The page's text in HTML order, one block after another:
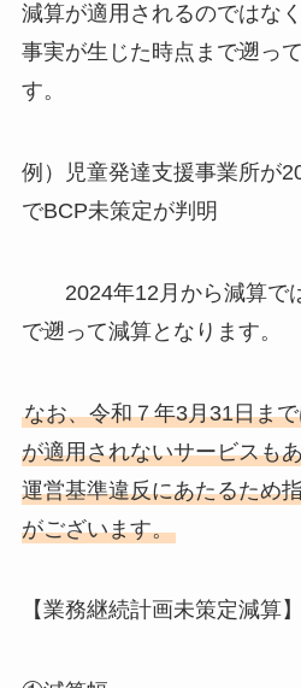
減算が適用されるのではな
事実が生じた時点まで遡っ
す。
例）児童発達支援事業所が
でBCP未策定が判明
2024年12月から減算で
で遡って減算となります。
なお、令和７年3月31日ま
が適用されないサービスも
運営基準違反にあたるため
がございます。
【業務継続計画未策定減算】